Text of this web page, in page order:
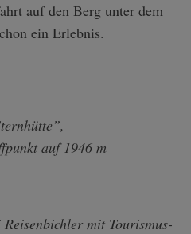
auf den Berg unter dem
ein Erlebnis.
auf 1946 m
mit Tourismus-